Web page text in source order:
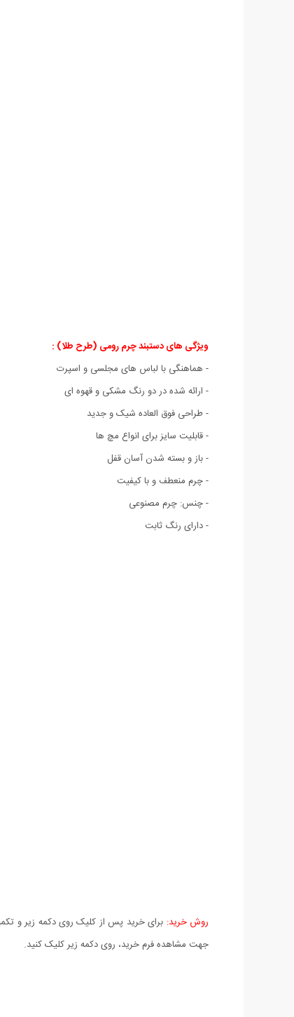
ویژگی های دستبند چرم رومی (طرح طلا) :
- هماهنگی با لباس های مجلسی و اسپرت
- ارائه شده در دو رنگ مشکی و قهوه ای
- طراحی فوق العاده شيک و جديد
- قابلیت سایز برای انواع مچ ها
- باز و بسته شدن آسان قفل
- چرم منعطف و با کیفیت
- چنس: چرم مصنوعی
- دارای رنگ ثابت
روش خرید: برای خرید پس از کلیک روی دکمه زیر و
جهت مشاهده فرم خرید، روی دکمه زیر کلیک کنید.